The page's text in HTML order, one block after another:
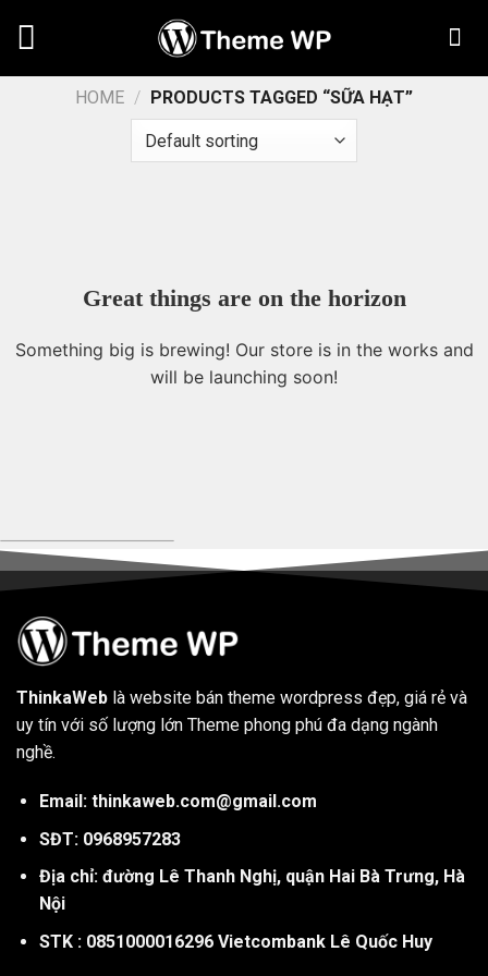
HOME / PRODUCTS TAGGED “SỮA HẠT”
Great things are on the horizon
Something big is brewing! Our store is in the works and
will be launching soon!
ThinkaWeb là website bán theme wordpress đẹp, giá rẻ và
uy tín với số lượng lớn Theme phong phú đa dạng ngành
nghề.
Email: thinkaweb.com@gmail.com
SĐT: 0968957283
Địa chỉ: đường Lê Thanh Nghị, quận Hai Bà Trưng, Hà
Nội
STK : 0851000016296 Vietcombank Lê Quốc Huy